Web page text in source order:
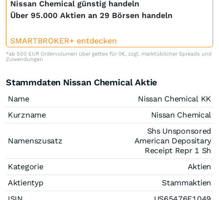
Nissan Chemical günstig handeln
Über 95.000 Aktien an 29 Börsen handeln
SMARTBROKER+ entdecken
*ab 500 EUR Ordervolumen über gettex für 0€, zzgl. marktüblicher Spreads und
Zuwendungen
Stammdaten Nissan Chemical Aktie
Name
Nissan Chemical KK
Kurzname
Nissan Chemical
Namenszusatz
Shs Unsponsored
American Depositary
Receipt Repr 1 Sh
Kategorie
Aktien
Aktientyp
Stammaktien